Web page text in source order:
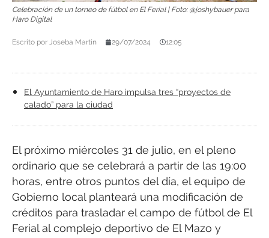
Celebración de un torneo de fútbol en El Ferial | Foto: @joshybauer para
Haro Digital
Escrito por Joseba Martín 29/07/2024 12:05
El Ayuntamiento de Haro impulsa tres “proyectos de
calado” para la ciudad
El próximo miércoles 31 de julio, en el pleno
ordinario que se celebrará a partir de las 19:00
horas, entre otros puntos del día, el equipo de
Gobierno local planteará una modificación de
créditos para trasladar el campo de fútbol de El
Ferial al complejo deportivo de El Mazo y